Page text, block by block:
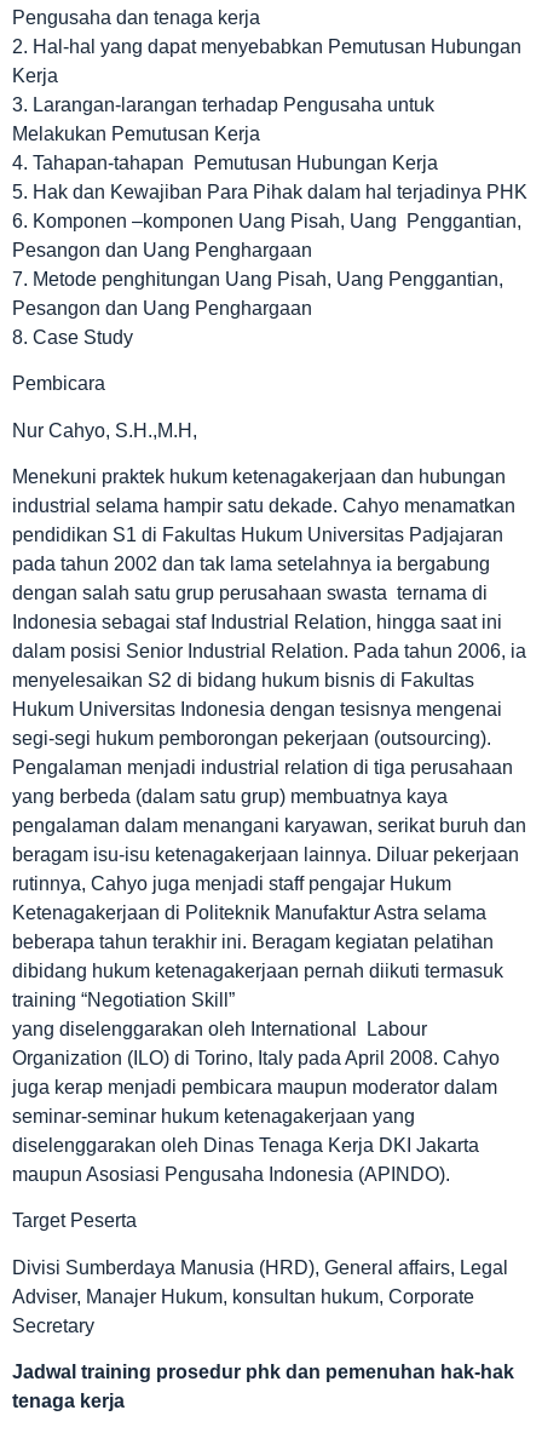
Pengusaha dan tenaga kerja
2. Hal-hal yang dapat menyebabkan Pemutusan Hubungan
Kerja
3. Larangan-larangan terhadap Pengusaha untuk
Melakukan Pemutusan Kerja
4. Tahapan-tahapan Pemutusan Hubungan Kerja
5. Hak dan Kewajiban Para Pihak dalam hal terjadinya PHK
6. Komponen –komponen Uang Pisah, Uang Penggantian,
Pesangon dan Uang Penghargaan
7. Metode penghitungan Uang Pisah, Uang Penggantian,
Pesangon dan Uang Penghargaan
8. Case Study
Pembicara
Nur Cahyo, S.H.,M.H,
Menekuni praktek hukum ketenagakerjaan dan hubungan
industrial selama hampir satu dekade. Cahyo menamatkan
pendidikan S1 di Fakultas Hukum Universitas Padjajaran
pada tahun 2002 dan tak lama setelahnya ia bergabung
dengan salah satu grup perusahaan swasta ternama di
Indonesia sebagai staf Industrial Relation, hingga saat ini
dalam posisi Senior Industrial Relation. Pada tahun 2006, ia
menyelesaikan S2 di bidang hukum bisnis di Fakultas
Hukum Universitas Indonesia dengan tesisnya mengenai
segi-segi hukum pemborongan pekerjaan (outsourcing).
Pengalaman menjadi industrial relation di tiga perusahaan
yang berbeda (dalam satu grup) membuatnya kaya
pengalaman dalam menangani karyawan, serikat buruh dan
beragam isu-isu ketenagakerjaan lainnya. Diluar pekerjaan
rutinnya, Cahyo juga menjadi staff pengajar Hukum
Ketenagakerjaan di Politeknik Manufaktur Astra selama
beberapa tahun terakhir ini. Beragam kegiatan pelatihan
dibidang hukum ketenagakerjaan pernah diikuti termasuk
training “Negotiation Skill”
yang diselenggarakan oleh International Labour
Organization (ILO) di Torino, Italy pada April 2008. Cahyo
juga kerap menjadi pembicara maupun moderator dalam
seminar-seminar hukum ketenagakerjaan yang
diselenggarakan oleh Dinas Tenaga Kerja DKI Jakarta
maupun Asosiasi Pengusaha Indonesia (APINDO).
Target Peserta
Divisi Sumberdaya Manusia (HRD), General affairs, Legal
Adviser, Manajer Hukum, konsultan hukum, Corporate
Secretary
Jadwal training prosedur phk dan pemenuhan hak-hak
tenaga kerja